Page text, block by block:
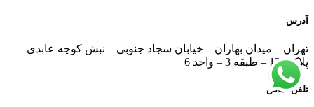
آدرس
تهران – میدان بهاران – خیابان سجاد جنوبی – نبش کوچه عابدی –
پلاک 134 – طبقه 3 – واحد 6
تلفن تماس